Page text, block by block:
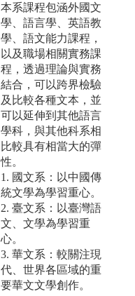
本系課程包涵外國文
學、語言學、英語教
學、語文能力課程，
以及職場相關實務課
程，透過理論與實務
結合，可以跨界檢驗
及比較各種文本，並
可以延伸到其他語言
學科，與其他科系相
比較具有相當大的彈
性。
1. 國文系：以中國傳
統文學為學習重心。
2. 臺文系：以臺灣語
文、文學為學習重
心。
3. 華文系：較關注現
代、世界各區域的重
要華文文學創作。